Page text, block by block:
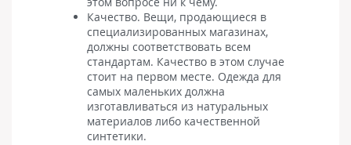
Качество. Вещи, продающиеся в
специализированных магазинах,
должны соответствовать всем
стандартам. Качество в этом случае
стоит на первом месте. Одежда для
самых маленьких должна
изготавливаться из натуральных
материалов либо качественной
синтетики.